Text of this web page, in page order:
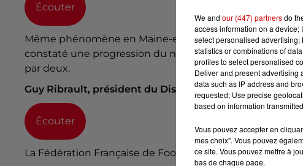
Écouter
Même phénomène en Maine-et-Loire, où Guy
constaté une progression du nombre de licenciées au
par deux.
Guy Ribrault, président du District du Maine-et-Loire
Écouter
La Fédération Française de Football compte aujourd'hui
We and our (447) partnersdo
access information on a
select personalised
statistics or combinations of
profiles to select personalised
Deliver and present advertising
data such as IP address and
requested; Use precise
based on information
Vous pouvez accepter en
mes choix". Vous pouvez
ce site. Vous pouvez mettre à
bas de chaque page.